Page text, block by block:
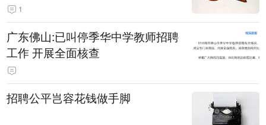
1
广东佛山:已叫停季华中学教师招聘
工作 开展全面核查
招聘公平岂容花钱做手脚